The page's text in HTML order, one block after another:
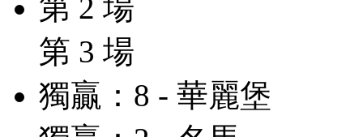
第 2 場
第 3 場
獨贏：8 - 華麗堡